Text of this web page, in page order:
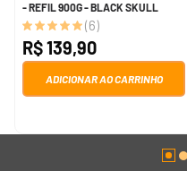
- REFIL 900G - BLACK SKULL
(6)
R$139,90
ADICIONAR AO CARRINHO